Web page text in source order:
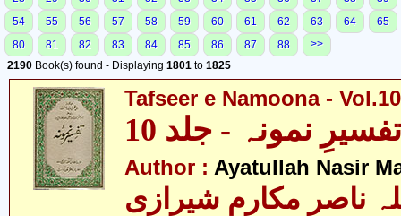
54
55 56 57 58 59 60 61 62 63 64
65
80
81 82 83 84 85 86 87 88
>>
2190 Book(s) found - Displaying 1801 to 1825
Tafseer e Namoona - Vol.10
تفسیرِ نمونہ - جلد 10
Author : Ayatullah Nasir
ناصر مکارم شیرازی